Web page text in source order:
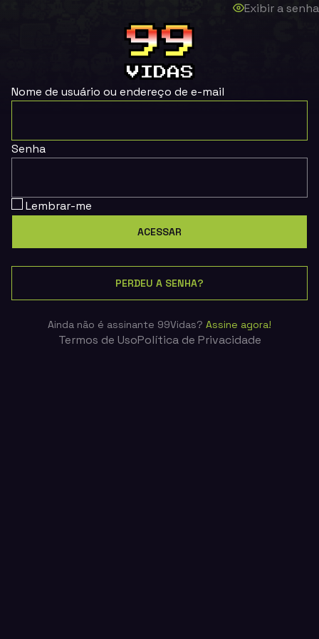
Nome de usuário ou endereço de e-mail
Senha
Exibir a senha
Lembrar-me
PERDEU A SENHA?
Ainda não é assinante 99Vidas? Assine agora!
Termos de UsoPolítica de Privacidade